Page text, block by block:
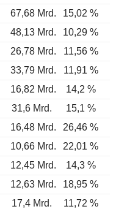
67,68 Mrd. 15,02 %
48,13 Mrd. 10,29 %
26,78 Mrd. 11,56 %
33,79 Mrd. 11,91 %
16,82 Mrd. 14,2 %
31,6 Mrd. 15,1 %
16,48 Mrd.
26,46 %
10,66 Mrd. 22,01 %
12,45 Mrd. 14,3 %
12,63 Mrd.
18,95 %
17,4 Mrd. 11,72 %